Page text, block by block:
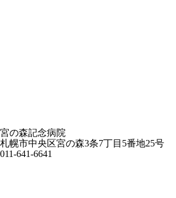
宮の森記念病院
札幌市中央区宮の森3条7丁目5番地25号
011-641-6641